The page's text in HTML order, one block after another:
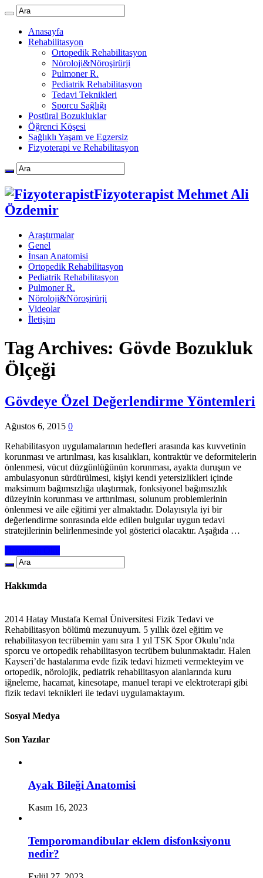
Anasayfa
Rehabilitasyon
Ortopedik Rehabilitasyon
Nöroloji&Nöroşirürji
Pulmoner R.
Pediatrik Rehabilitasyon
Tedavi Teknikleri
Sporcu Sağlığı
Postüral Bozukluklar
Öğrenci Köşesi
Sağlıklı Yaşam ve Egzersiz
Fizyoterapi ve Rehabilitasyon
Fizyoterapist Mehmet Ali
Özdemir
Araştırmalar
Genel
İnsan Anatomisi
Ortopedik Rehabilitasyon
Pediatrik Rehabilitasyon
Pulmoner R.
Nöroloji&Nöroşirürji
Videolar
İletişim
Tag Archives: Gövde Bozukluk
Ölçeği
Gövdeye Özel Değerlendirme Yöntemleri
Ağustos 6, 2015 0
Rehabilitasyon uygulamalarının hedefleri arasında kas kuvvetinin
korunması ve artırılması, kas kısalıkları, kontraktür ve deformitelerin
önlenmesi, vücut düzgünlüğünün korunması, ayakta duruşun ve
ambulasyonun sürdürülmesi, kişiyi kendi yetersizlikleri içinde
maksimum bağımsızlığa ulaştırmak, fonksiyonel bağımsızlık
düzeyinin korunması ve arttırılması, solunum problemlerinin
önlenmesi ve aile eğitimi yer almaktadır. Dolayısıyla iyi bir
değerlendirme sonrasında elde edilen bulgular uygun tedavi
stratejilerinin belirlenmesinde yol gösterici olacaktır. Aşağıda …
Hakkımda
2014 Hatay Mustafa Kemal Üniversitesi Fizik Tedavi ve
Rehabilitasyon bölümü mezunuyum. 5 yıllık özel eğitim ve
rehabilitasyon tecrübemin yanı sıra 1 yıl TSK Spor Okulu’nda
sporcu ve ortopedik rehabilitasyon tecrübem bulunmaktadır. Halen
Kayseri’de hastalarıma evde fizik tedavi hizmeti vermekteyim ve
ortopedik, nörolojik, pediatrik rehabilitasyon alanlarında kuru
iğneleme, hacamat, kinesotape, manuel terapi ve elektroterapi gibi
fizik tedavi teknikleri ile tedavi uygulamaktayım.
Sosyal Medya
Son Yazılar
Ayak Bileği Anatomisi
Kasım 16, 2023
Temporomandibular eklem disfonksiyonu
nedir?